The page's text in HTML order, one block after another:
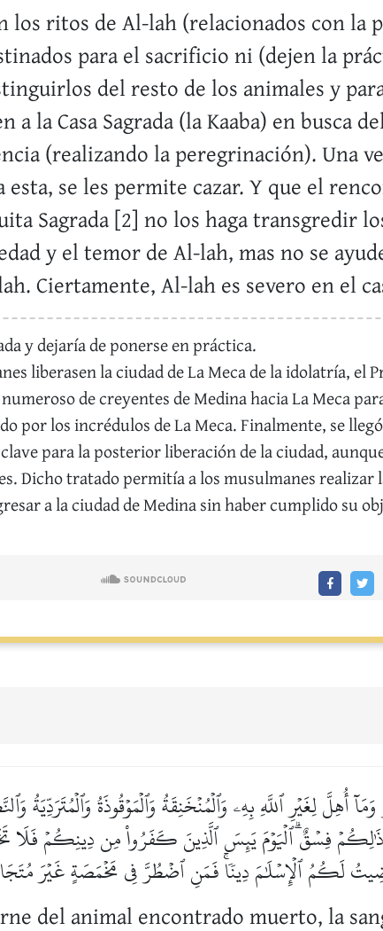
los ritos de Al-lah (relacionados con la
para el sacrificio ni (dejen la
del resto de los animales y
a la Casa Sagrada (la Kaaba) en busca
(realizando la peregrinación). Una
esta, se les permite cazar. Y que el
Sagrada [2] no los haga transgredir
y el temor de Al-lah, mas no se
Ciertamente, Al-lah es severo en el
y dejaría de ponerse en práctica.
liberasen la ciudad de La Meca de la idolatría,
de creyentes de Medina hacia La Meca
por los incrédulos de La Meca. Finalmente, se
para la posterior liberación de la ciudad,
Dicho tratado permitía a los musulmanes
a la ciudad de Medina sin haber cumplido su
لِغَيۡرِ ٱللَّهِ بِهِۦ وَٱلۡمُنۡخَنِقَةُ وَٱلۡمَوۡقُوذَةُ وَٱلۡمُتَرَدِّيَةُ
ذَٰلِكُمۡ فِسۡقٌۗ ٱلۡيَوۡمَ يَئِسَ ٱلَّذِينَ كَفَرُواْ مِن دِينِكُمۡ
لَكُمُ ٱلۡإِسۡلَٰمَ دِينٗاۚ فَمَنِ ٱضۡطُرَّ فِي مَخۡمَصَةٍ غَيۡرَ
del animal encontrado muerto, la